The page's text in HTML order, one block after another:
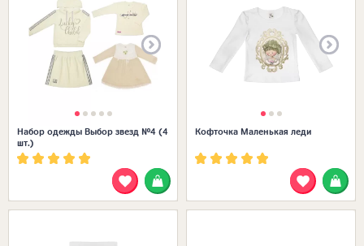
Набор одежды Выбор звезд №4 (4
шт.)
Кофточка Маленькая леди